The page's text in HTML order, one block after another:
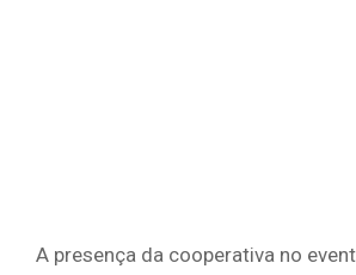
A presença da cooperativa no